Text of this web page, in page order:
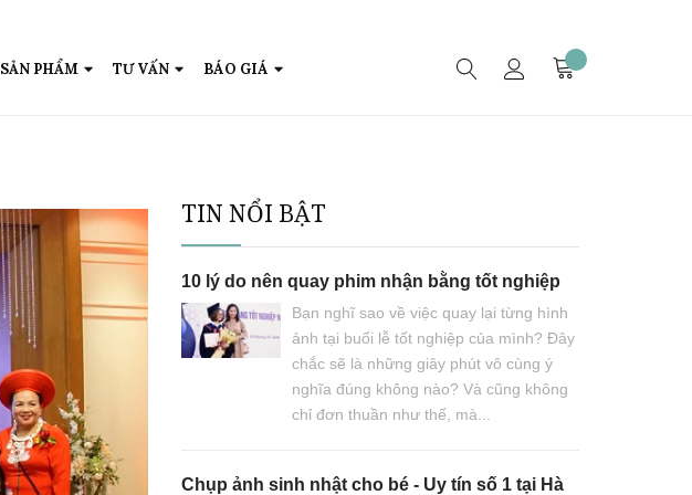
SẢN PHẨM TƯ VẤN BÁO GIÁ
TIN NỔI BẬT
10 lý do nên quay phim nhận bằng tốt nghiệp
Bạn nghĩ sao về việc quay lại từng hình
ảnh tại buổi lễ tốt nghiệp của mình? Đây
chắc sẽ là những giây phút vô cùng ý
nghĩa đúng không nào? Và cũng không
chỉ đơn thuần như thế, mà...
Chụp ảnh sinh nhật cho bé - Uy tín số 1 tại Hà